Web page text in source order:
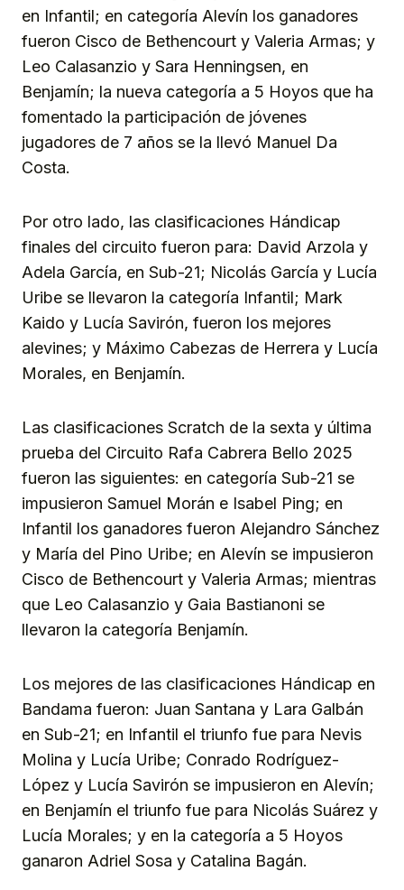
en Infantil; en categoría Alevín los ganadores
fueron Cisco de Bethencourt y Valeria Armas; y
Leo Calasanzio y Sara Henningsen, en
Benjamín; la nueva categoría a 5 Hoyos que ha
fomentado la participación de jóvenes
jugadores de 7 años se la llevó Manuel Da
Costa.
Por otro lado, las clasificaciones Hándicap
finales del circuito fueron para: David Arzola y
Adela García, en Sub-21; Nicolás García y Lucía
Uribe se llevaron la categoría Infantil; Mark
Kaido y Lucía Savirón, fueron los mejores
alevines; y Máximo Cabezas de Herrera y Lucía
Morales, en Benjamín.
Las clasificaciones Scratch de la sexta y última
prueba del Circuito Rafa Cabrera Bello 2025
fueron las siguientes: en categoría Sub-21 se
impusieron Samuel Morán e Isabel Ping; en
Infantil los ganadores fueron Alejandro Sánchez
y María del Pino Uribe; en Alevín se impusieron
Cisco de Bethencourt y Valeria Armas; mientras
que Leo Calasanzio y Gaia Bastianoni se
llevaron la categoría Benjamín.
Los mejores de las clasificaciones Hándicap en
Bandama fueron: Juan Santana y Lara Galbán
en Sub-21; en Infantil el triunfo fue para Nevis
Molina y Lucía Uribe; Conrado Rodríguez-
López y Lucía Savirón se impusieron en Alevín;
en Benjamín el triunfo fue para Nicolás Suárez y
Lucía Morales; y en la categoría a 5 Hoyos
ganaron Adriel Sosa y Catalina Bagán.